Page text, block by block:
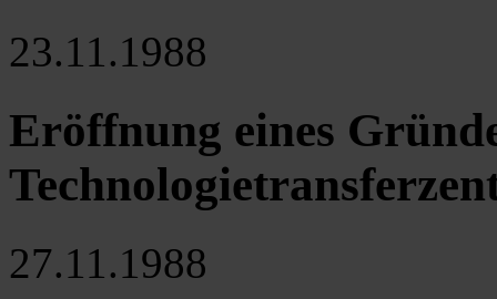
23.11.1988
Eröffnung eines
27.11.1988